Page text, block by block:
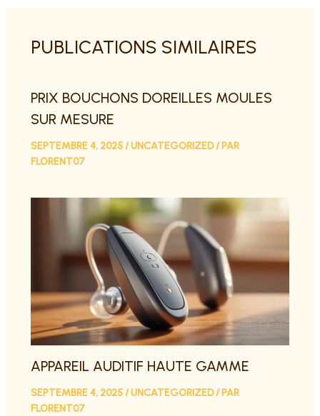
PUBLICATIONS SIMILAIRES
PRIX BOUCHONS DOREILLES MOULES
SUR MESURE
SEPTEMBRE 4, 2025/UNCATEGORIZED/ PAR
FLORENT07
APPAREIL AUDITIF HAUTE GAMME
SEPTEMBRE 4, 2025/UNCATEGORIZED/ PAR
FLORENT07